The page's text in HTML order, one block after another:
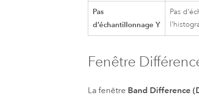
Pas
d’échantillonnage Y
Pas
Fenêtre
La fenêtre Band Difference